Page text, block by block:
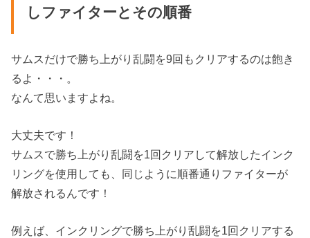
しファイターとその順番
サムスだけで勝ち上がり乱闘を9回もクリアするのは飽き
るよ・・・。
なんて思いますよね。
大丈夫です！
サムスで勝ち上がり乱闘を1回クリアして解放したインク
リングを使用しても、同じように順番通りファイターが
解放されるんです！
例えば、インクリングで勝ち上がり乱闘を1回クリアする